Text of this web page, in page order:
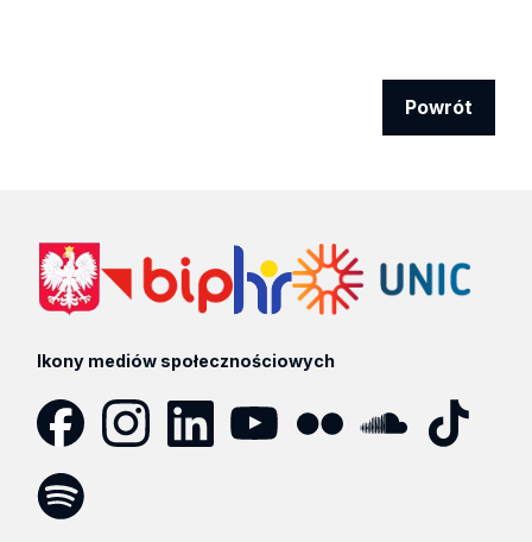
Powrót
Ikony mediów społecznościowych